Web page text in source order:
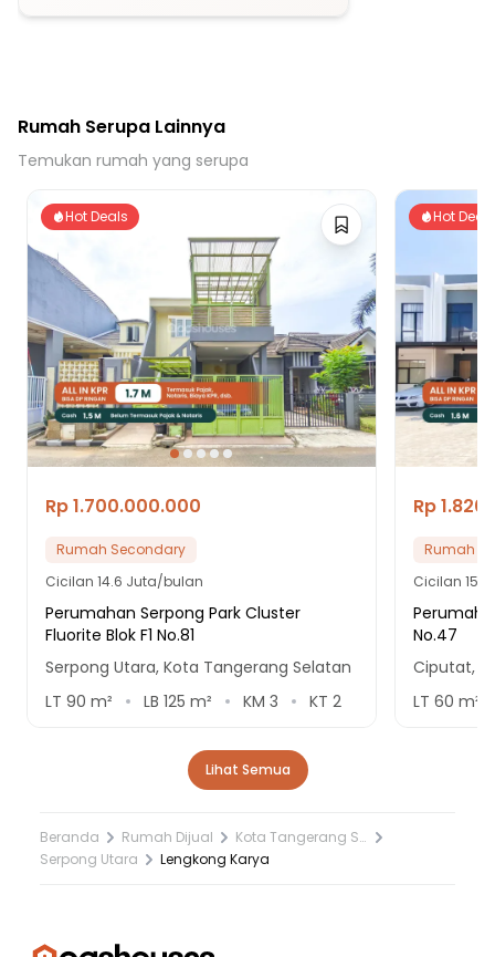
20 menit ke Stasiun Serpong
Rumah Serupa Lainnya
Temukan rumah yang serupa
Hot Deals
Rp 1.700.000.000
Rumah Secondary
Cicilan 14.6 Juta/bulan
Perumahan Serpong Park Cluster
Fluorite Blok F1 No.81
Serpong Utara, Kota Tangerang Selatan
LT 90 m² LB 125 m² KM 3 KT 2
Hot Deals
Rp
Rumah
Cicilan
No.47
Ciputat,
LT 60 m²
Lihat Semua
Beranda Rumah Dijual
Kota Tangerang Selatan
Serpong Utara
Lengkong Karya